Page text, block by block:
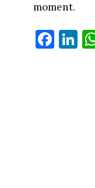
moment.
Fa
ce
Li
nk